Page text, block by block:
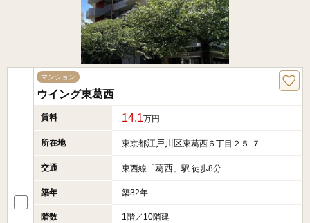
マンション
ウイング東葛西
賃料 14.1万円
所在地 東京都江戸川区東葛西６丁目２５-７
交通 東西線「 葛西 」駅 徒歩8分
築年 築32年
階数 1階／10階建